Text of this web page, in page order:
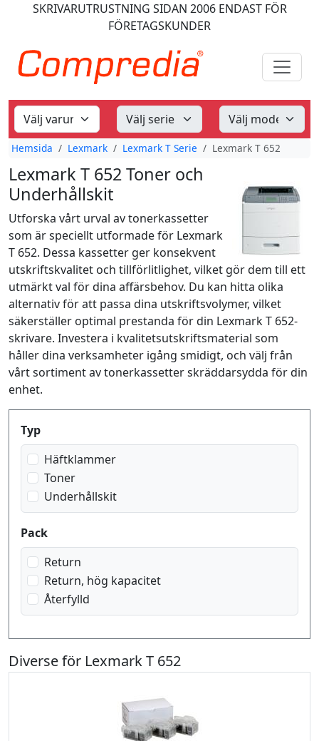
SKRIVARUTRUSTNING SIDAN 2006ENDAST FÖR
FÖRETAGSKUNDER
Hemsida Lexmark Lexmark T Serie Lexmark T 652
Lexmark T 652 Toner och
Underhållskit
Utforska vårt urval av tonerkassetter
som är speciellt utformade för Lexmark
T 652. Dessa kassetter ger konsekvent
utskriftskvalitet och tillförlitlighet, vilket gör dem till ett
utmärkt val för dina affärsbehov. Du kan hitta olika
alternativ för att passa dina utskriftsvolymer, vilket
säkerställer optimal prestanda för din Lexmark T 652-
skrivare. Investera i kvalitetsutskriftsmaterial som
håller dina verksamheter igång smidigt, och välj från
vårt sortiment av tonerkassetter skräddarsydda för din
enhet.
Produktfilter
Typ
Häftklammer
Toner
Underhållskit
Pack
Return
Return, hög kapacitet
Återfylld
Diverse för Lexmark T 652